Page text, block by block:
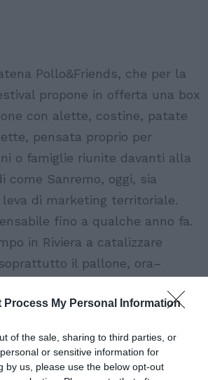
Process My Personal Information
of the sale, sharing to third parties, or
or sensitive information for
by us, please use the below opt-out
Pollo&Friends, che per la
propone in offerta una box
con alette, costine, patate
pensata proprio per
o famiglie riunite davanti alla
come Sanremo, oggi, sia
di marketing territoriale.
fino a qualche anno fa.
in Riviera a catalizzare
il pallone, ora–
classifiche. E quando la
rito